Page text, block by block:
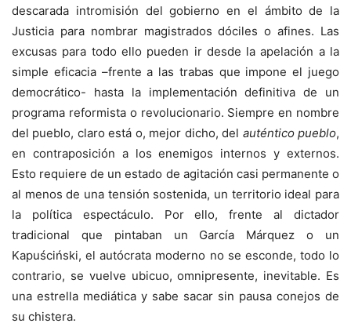
descarada intromisión del gobierno en el ámbito de la
Justicia para nombrar magistrados dóciles o afines. Las
excusas para todo ello pueden ir desde la apelación a la
simple eficacia –frente a las trabas que impone el juego
democrático- hasta la implementación definitiva de un
programa reformista o revolucionario. Siempre en nombre
del pueblo, claro está o, mejor dicho, del auténtico pueblo,
en contraposición a los enemigos internos y externos.
Esto requiere de un estado de agitación casi permanente o
al menos de una tensión sostenida, un territorio ideal para
la política espectáculo. Por ello, frente al dictador
tradicional que pintaban un García Márquez o un
Kapuściński, el autócrata moderno no se esconde, todo lo
contrario, se vuelve ubicuo, omnipresente, inevitable. Es
una estrella mediática y sabe sacar sin pausa conejos de
su chistera.